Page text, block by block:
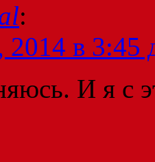
:
2014 в 3:45
И я с